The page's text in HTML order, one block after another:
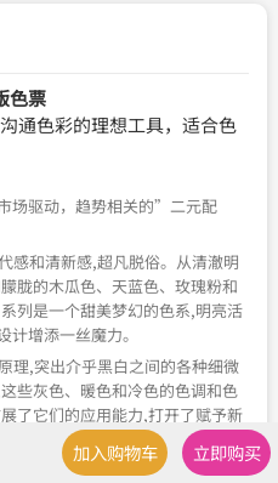
色票
通色彩的理想工具，适合色
场驱动，趋势相关的”二元配
感和清新感,超凡脱俗。从清澈明
胧的木瓜色、天蓝色、玫瑰粉和
列是一个甜美梦幻的色系,明亮活
增添一丝魔力。
理,突出介乎黑白之间的各种细微
些灰色、暖色和冷色的色调和色
了它们的应用能力,打开了赋予新
加入购物车 立即购买